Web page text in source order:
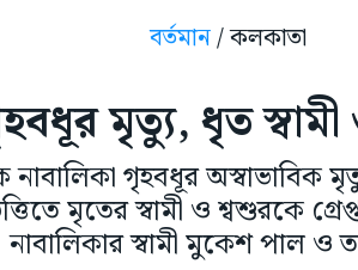
বর্তমান/ কলকাতা
মৃত্যু, ধৃত
নাবালিকা গৃহবধূর
মৃতের স্বামী ও শ্বশুরকে
নাবালিকার স্বামী মুকেশ পাল ও